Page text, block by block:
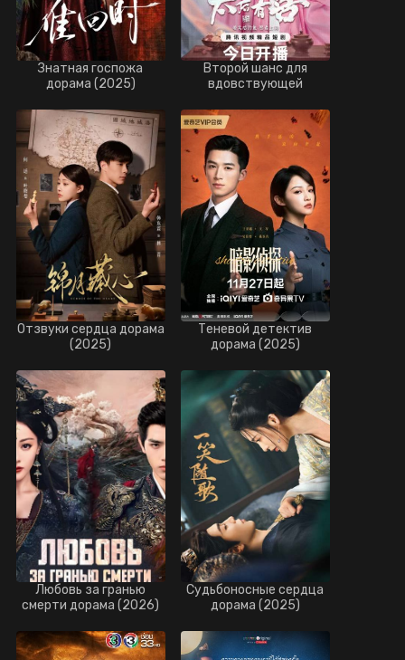
Знатная госпожа
дорама (2025)
Второй шанс для
вдовствующей
(2025)
Отзвуки сердца дорама
(2025)
Теневой детектив
дорама (2025)
Любовь за гранью
смерти дорама (2026)
Судьбоносные сердца
дорама (2025)